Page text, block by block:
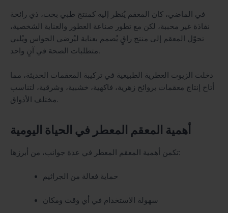
في الماضي، كان المعقم يُنظر إليه كمنتج طبي بحت، ذي رائحة
نفاذة غير محببة، لكن مع تطور صناعة العطور والعناية الشخصية،
تحوّل المعقم إلى منتج راقٍ يُصمم بعناية ليُرضي الحواس ويُلبي
متطلبات الصحة في آنٍ واحد.
دخلت الزيوت العطرية الطبيعية في تركيبة المعقمات الحديثة، مما
أتاح إنتاج معقمات بروائح زهرية، فاكهية، خشبية، وشرقية، لتناسب
مختلف الأذواق.
أهمية المعقم المعطر في الحياة اليومية
تكمن أهمية المعقم المعطر في عدة جوانب، من أبرزها:
حماية فعالة من الجراثيم
سهولة الاستخدام في أي وقت ومكان